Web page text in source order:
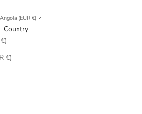
Angola (EUR €)
Country
Afghanistan (EUR €)
Åland Islands (EUR €)